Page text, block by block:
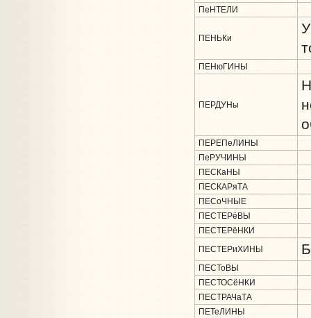
ПеНТЕЛИ
ПЕНЬКи
ПЕНюГИНЫ
ПЕРДУНы
ПЕРЕПеЛИНЫ
ПеРУЧИНЫ
ПЕСКаНЫ
ПЕСКАРяТА
ПЕСоЧНЫЕ
ПЕСТЕРёВЫ
ПЕСТЕРёНКИ
ПЕСТЕРиХИНЫ
ПЕСТоВЫ
ПЕСТОСёНКИ
ПЕСТРАЧаТА
ПЕТеЛИНЫ